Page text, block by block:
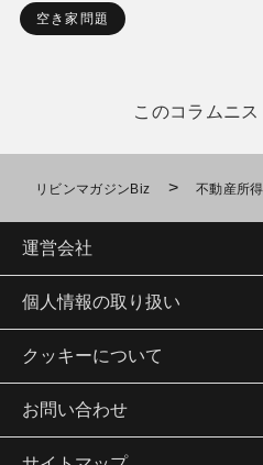
空き家問題
このコラムニ
リビンマガジンBiz > 不動産所
運営会社
個人情報の取り扱い
クッキーについて
お問い合わせ